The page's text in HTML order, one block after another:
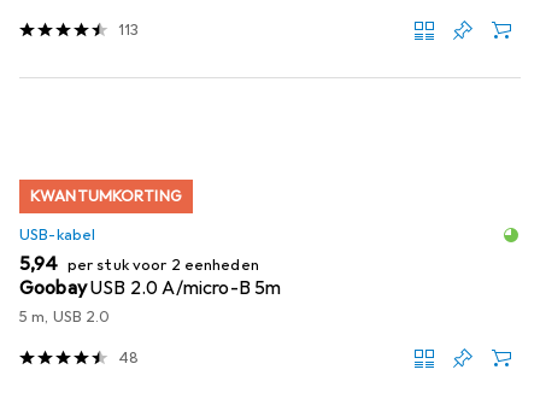
113
KWANTUMKORTING
USB-kabel
EUR
5,94 per stuk voor 2 eenheden
GoobayUSB 2.0 A/micro-B 5m
5 m, USB 2.0
48